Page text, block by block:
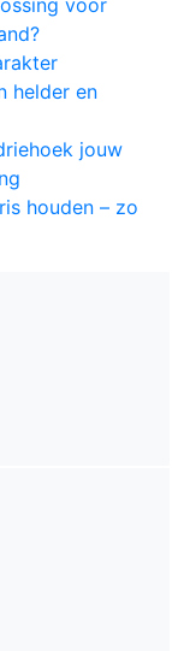
helder en
jouw
houden – zo